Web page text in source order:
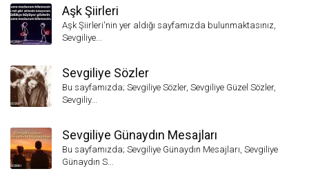
Aşk Şiirleri
Aşk Şiirleri'nin yer aldığı sayfamızda bulunmaktasınız,
Sevgiliye...
Sevgiliye Sözler
Bu sayfamızda; Sevgiliye Sözler, Sevgiliye Güzel Sözler,
Sevgiliy...
Sevgiliye Günaydın Mesajları
Bu sayfamızda; Sevgiliye Günaydın Mesajları, Sevgiliye
Günaydın S...